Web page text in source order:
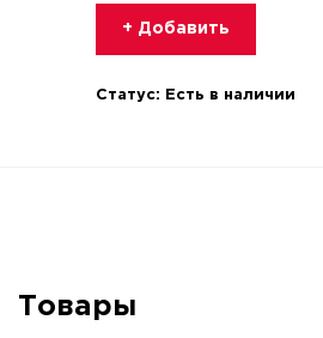
+ Добавить
Статус: Есть в наличии
Товары